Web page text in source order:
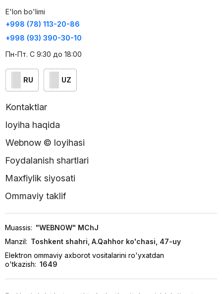
E'lon bo'limi
+998 (78) 113-20-86
+998 (93) 390-30-10
Пн-Пт. С 9:30 до 18:00
RU UZ
Kontaktlar
loyiha haqida
Webnow © loyihasi
Foydalanish shartlari
Maxfiylik siyosati
Ommaviy taklif
Muassis: "WEBNOW" MChJ
Manzil: Toshkent shahri, A.Qahhor ko'chasi, 47-uy
Elektron ommaviy axborot vositalarini ro'yxatdan
o'tkazish: 1649